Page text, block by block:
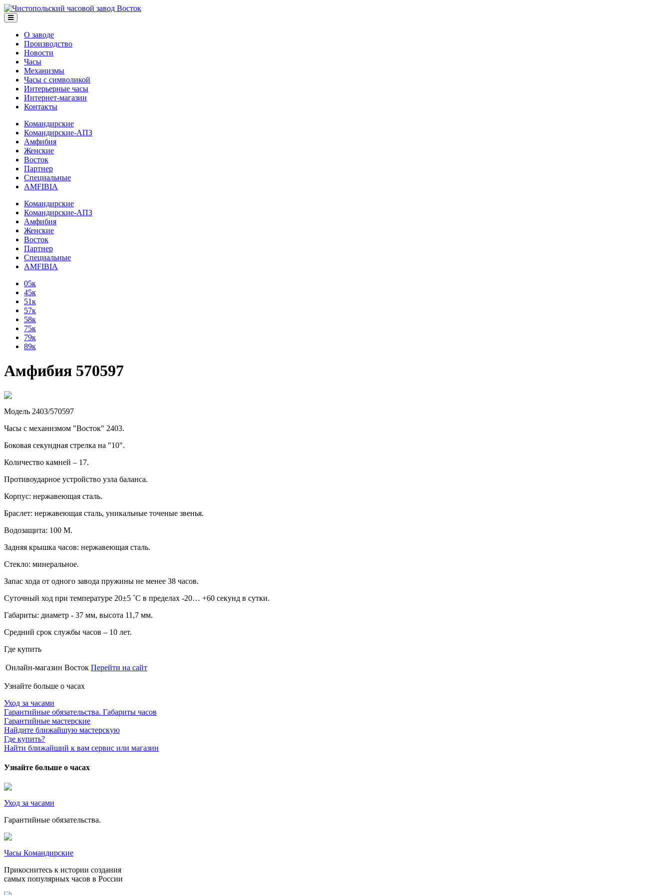
О заводе
Производство
Новости
Часы
Механизмы
Часы с символикой
Интерьерные часы
Интернет-магазин
Контакты
Командирские
Командирские-АПЗ
Амфибия
Женские
Восток
Партнер
Специальные
AMFIBIA
Командирские
Командирские-АПЗ
Амфибия
Женские
Восток
Партнер
Специальные
AMFIBIA
05к
45к
51к
57к
58к
75к
79к
89к
Амфибия 570597
Модель 2403/570597
Часы с механизмом "Восток" 2403.
Боковая секундная стрелка на "10".
Количество камней – 17.
Противоударное устройство узла баланса.
Корпус: нержавеющая сталь.
Браслет: нержавеющая сталь, уникальные точеные звенья.
Водозащита: 100 М.
Задняя крышка часов: нержавеющая сталь.
Стекло: минеральное.
Запас хода от одного завода пружины не менее 38 часов.
Суточный ход при температуре 20±5 ˚С в пределах -20… +60 секунд в сутки.
Габариты: диаметр - 37 мм, высота 11,7 мм.
Средний срок службы часов – 10 лет.
Где купить
Онлайн-магазин Восток Перейти на сайт
Узнайте больше о часах
Уход за часами
Гарантийные обязательства. Габариты часов
Гарантийные мастерские
Найдите ближайшую мастерскую
Где купить?
Найти ближайший к вам сервис или магазин
Узнайте больше о часах
Уход за часами
Гарантийные обязательства.
Часы Командирские
Прикоснитесь к истории создания
самых популярных часов в России